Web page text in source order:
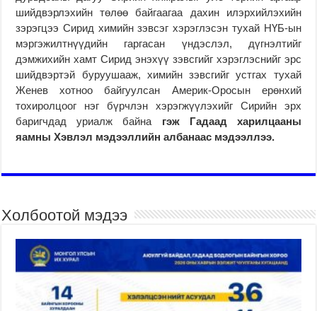
шийдвэрлэхийн төлөө байгаагаа дахин илэрхийлэхийн
зэрэгцээ Сирид химийн зэвсэг хэрэглэсэн тухай НҮБ-ын
мэргэжилтнүүдийн гаргасан үндэслэл, дүгнэлтийг
дэмжихийн хамт Сирид энэхүү зэвсгийг хэрэглэснийг эрс
шийдвэртэй буруушааж, химийн зэвсгийг устгах тухай
Женев хотноо байгуулсан Америк-Оросын ерөнхий
тохиролцоог нэг бүрчлэн хэрэгжүүлэхийг Сирийн эрх
баригчдад уриалж байна гэж Гадаад харилцааны
яамны Хэвлэл мэдээллийн албанаас мэдээллээ.
Холбоотой мэдээ